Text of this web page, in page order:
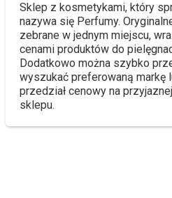
Sklep z kosmetykami, który
nazywa się Perfumy.
zebrane w jednym miejscu,
cenami produktów do
Dodatkowo można szybko
wyszukać preferowaną markę
przedział cenowy na
sklepu.